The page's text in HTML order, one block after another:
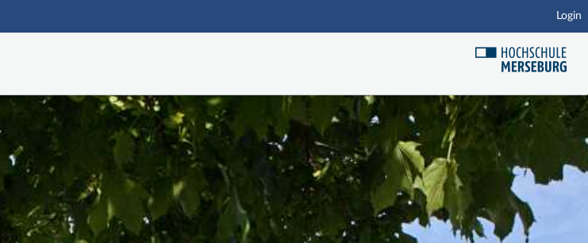
Hauptnavigation
Fußzeile
Login